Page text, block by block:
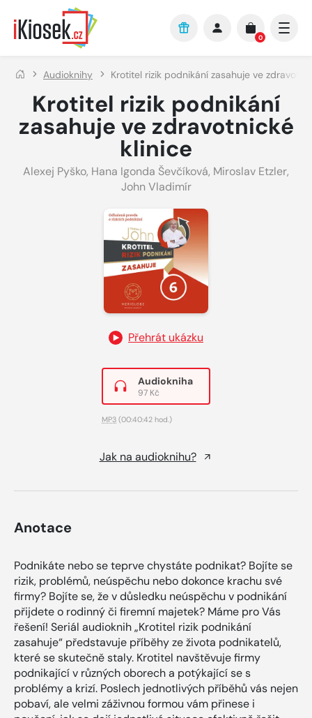
Přejít na hlavní obsah
0
Audioknihy Krotitel rizik podnikání zasahuje ve
Krotitel rizik podnikání
zasahuje ve zdravotnické
klinice
Alexej Pyško, Hana Igonda Ševčíková, Miroslav Etzler,
John Vladimír
Přehrát ukázku
Audiokniha
97 Kč
MP3 (00:40:42 hod.)
Jak na audioknihu?
Anotace
Podnikáte nebo se teprve chystáte podnikat? Bojíte se
rizik, problémů, neúspěchu nebo dokonce krachu své
firmy? Bojíte se, že v důsledku neúspěchu v podnikání
přijdete o rodinný či firemní majetek? Máme pro Vás
řešení! Seriál audioknih „Krotitel rizik podnikání
zasahuje“ představuje příběhy ze života podnikatelů,
které se skutečně staly. Krotitel navštěvuje firmy
podnikající v různých oborech a potýkající se s
problémy a krizí. Poslech jednotlivých příběhů vás nejen
pobaví, ale velmi záživnou formou vám přinese i